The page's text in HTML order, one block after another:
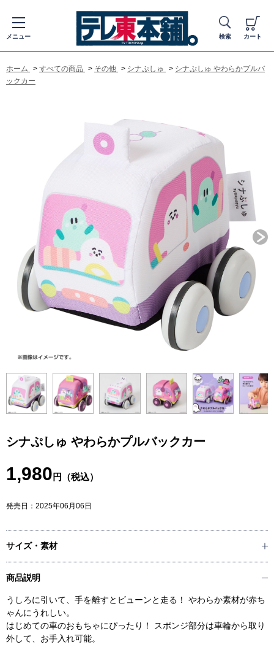
メニュー 検索 カート
ホーム > すべての商品 > その他 > シナぷしゅ > シナぷしゅ やわらかプルバ
ックカー
シナぷしゅ やわらかプルバックカー
1,980 円（税込）
発売日： 2025年06月06日
サイズ・素材
商品説明
うしろに引いて、手を離すとビューンと走る！ やわらか素材が赤ち
ゃんにうれしい。
はじめての車のおもちゃにぴったり！ スポンジ部分は車輪から取り
外して、お手入れ可能。